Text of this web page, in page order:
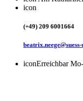
icon
(+49) 209 6001664
iconErreichbar